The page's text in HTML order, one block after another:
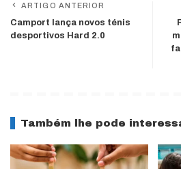
ARTIGO ANTERIOR
Camport lança novos ténis
desportivos Hard 2.0
Também lhe pode